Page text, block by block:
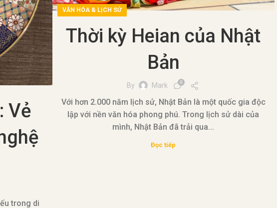
Vẻ
trong di
VĂN HÓA & LỊCH SỬ
Thời kỳ Heian của Nhật
Bản
By Mark 0
Với hơn 2.000 năm lịch sử, Nhật Bản là một quốc gia độc
lập với nền văn hóa phong phú. Trong lịch sử dài của
mình, Nhật Bản đã trải qua...
Đọc tiếp